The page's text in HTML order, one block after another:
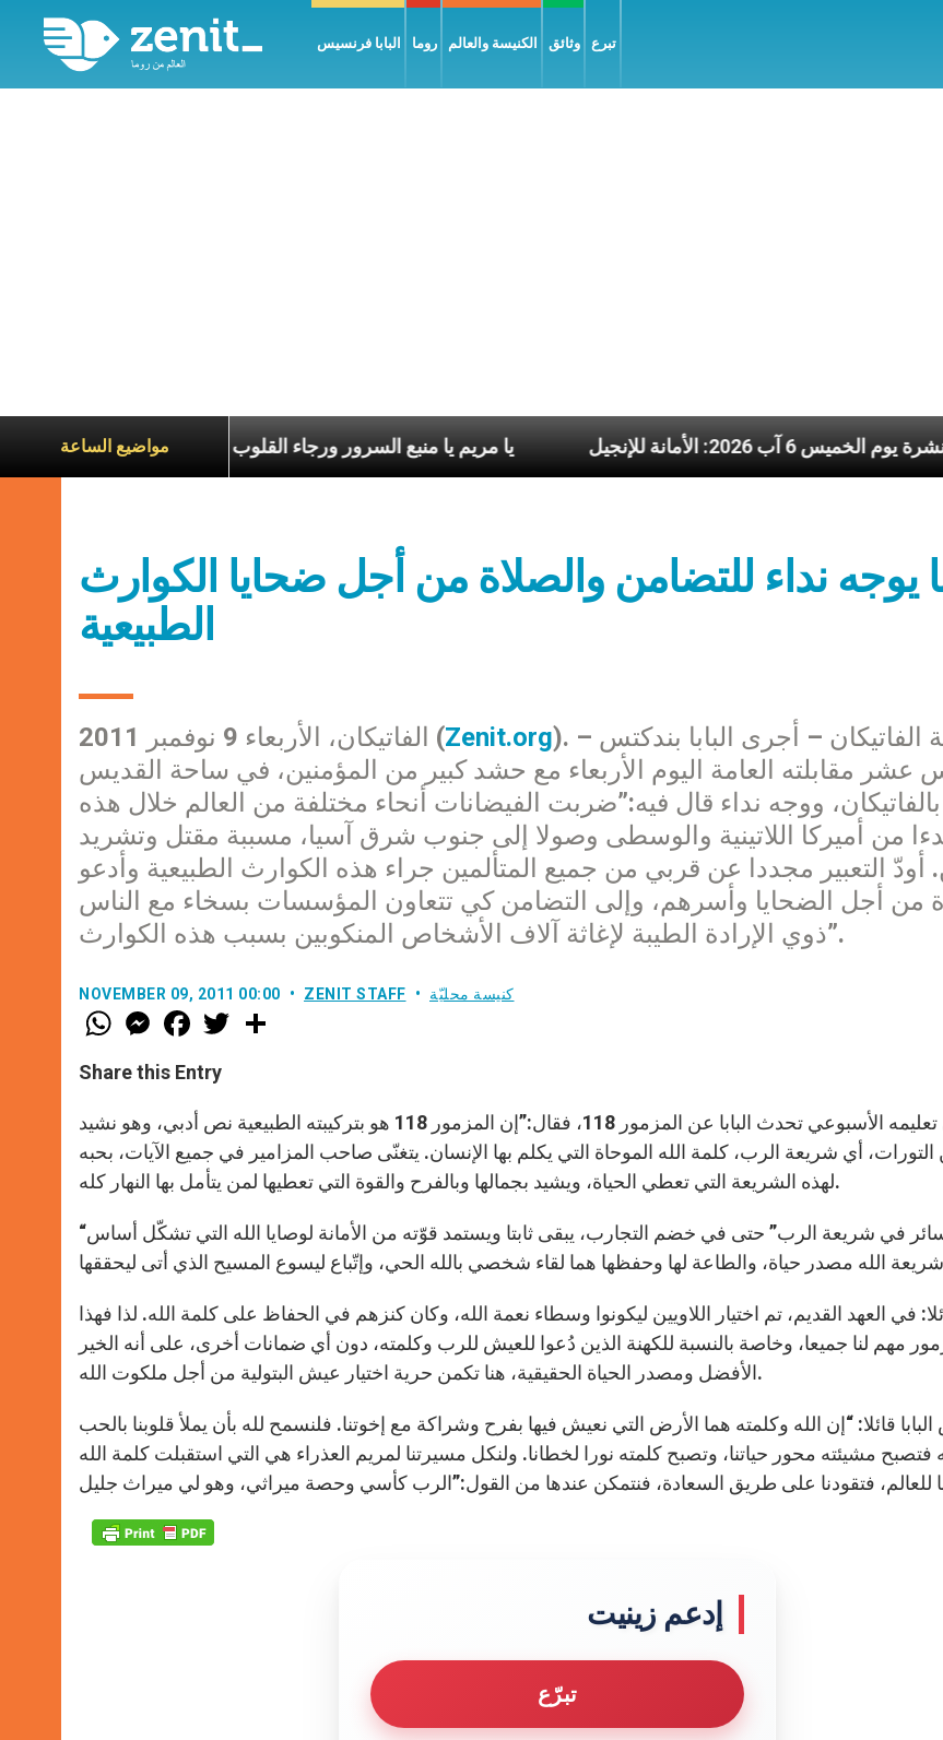
البابا فرنسيس روما الكنيسة والعالم وثائق تبرع
مواضيع الساعةأَنَا يا مريم يا منبع السرور ورجاء القلوب عناوين نشرة يوم الخميس 6 آب 2026: الأمانة للإنجيل
يوجه نداء للتضامن والصلاة من أجل ضحايا الكوارث
الطبيعية
الفاتيكان، الأربعاء 9 نوفمبر 2011 (Zenit.org). – إذاعة الفاتيكان – أجرى البابا بندكتس
عشر مقابلته العامة اليوم الأربعاء مع حشد كبير من المؤمنين، في ساحة القديس
ووجه نداء قال فيه:”ضربت الفيضانات أنحاء مختلفة من العالم خلال هذه
من أميركا اللاتينية والوسطى وصولا إلى جنوب شرق آسيا، مسببة مقتل وتشريد
أودّ التعبير مجددا عن قربي من جميع المتألمين جراء هذه الكوارث الطبيعية وأدعو
من أجل الضحايا وأسرهم، وإلى التضامن كي تتعاون المؤسسات بسخاء مع الناس
ذوي الإرادة الطيبة لإغاثة آلاف الأشخاص المنكوبين بسبب هذه الكوارث”.
NOVEMBER 09, 2011 00:00 ZENIT STAFF كنيسة محليّة
W
h
t
s
p
p
M
e
s
e
g
e
r
F
a
e
b
o
k
w
r
Share this Entry
وفي تعليمه الأسبوعي تحدث البابا عن المزمور 118، فقال:”إن المزمور 118 هو بتركيبته الطبيعية نص أدبي، وهو نشيد
أي شريعة الرب، كلمة الله الموحاة التي يكلم بها الإنسان. يتغنّى صاحب المزامير في جميع الآيات، بحبه
لهذه الشريعة التي تعطي الحياة، ويشيد بجمالها وبالفرح والقوة التي تعطيها لمن يتأمل بها النهار كله.
“طوبى للسائر في شريعة الرب” حتى في خضم التجارب، يبقى ثابتا ويستمد قوّته من الأمانة لوصايا الله التي تشكّل أساس
قائلا: في العهد القديم، تم اختيار اللاويين ليكونوا وسطاء نعمة الله، وكان كنزهم في الحفاظ على كلمة الله. لذا فهذا
مهم لنا جميعا، وخاصة بالنسبة للكهنة الذين دُعوا للعيش للرب وكلمته، دون أي ضمانات أخرى، على أنه الخير
الأفضل ومصدر الحياة الحقيقية، هنا تكمن حرية اختيار عيش البتولية من أجل ملكوت الله.
قائلا: “إن الله وكلمته هما الأرض التي نعيش فيها بفرح وشراكة مع إخوتنا. فلنسمح لله بأن يملأ قلوبنا بالحب
فتصبح مشيئته محور حياتنا، وتصبح كلمته نورا لخطانا. ولنكل مسيرتنا لمريم العذراء هي التي استقبلت كلمة الله
إدعم زينيت
تبرّع